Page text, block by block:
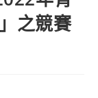
之競賽